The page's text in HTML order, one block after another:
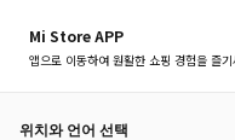
Mi Store APP
앱으로 이동하여 원활한 쇼핑 경험을 즐기
위치와 언어 선택